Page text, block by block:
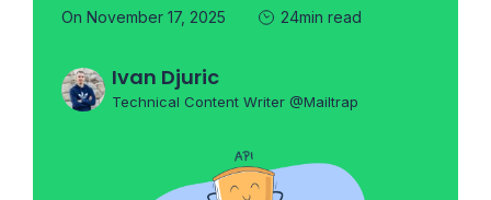
On November 17, 2025 24min read
Ivan Djuric
Technical Content Writer @Mailtrap